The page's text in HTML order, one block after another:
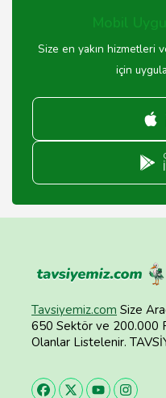
Mobil
Size en yakın hizmetleri
için
Tavsiyemiz.com Size
650 Sektör ve 200.000
Olanlar Listelenir.